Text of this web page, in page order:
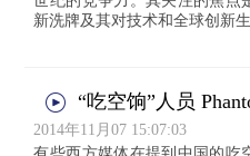
新洗牌及其对技术和全球创新
“吃空饷”人员
2014年11月07 15:07:03